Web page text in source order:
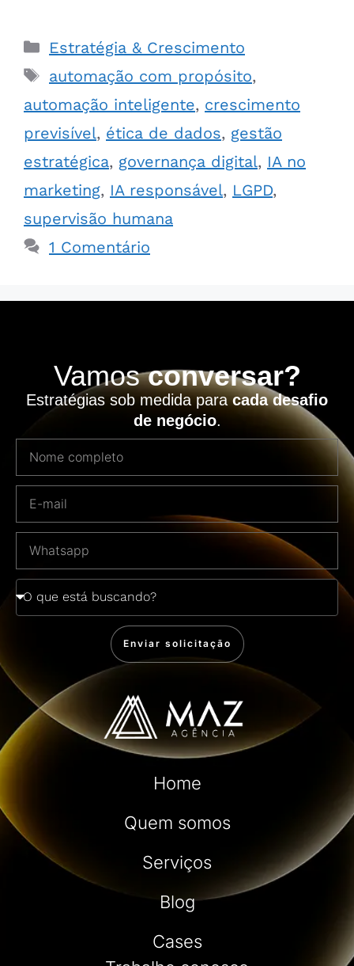
Estratégia & Crescimento
automação com propósito,
automação inteligente, crescimento
previsível, ética de dados, gestão
estratégica, governança digital, IA no
marketing, IA responsável, LGPD,
supervisão humana
1 Comentário
Vamosconversar?
Estratégias sob medida paracada desafio
de negócio.
Enviar solicitação
Home
Quem somos
Serviços
Blog
Cases